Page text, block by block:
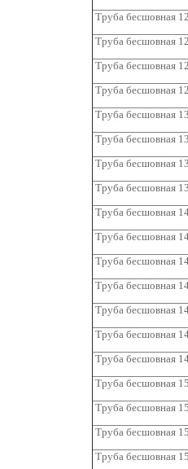
Труба бесшовная
Труба бесшовная
Труба бесшовная
Труба бесшовная
Труба бесшовная
Труба бесшовная
Труба бесшовная
Труба бесшовная
Труба бесшовная
Труба бесшовная
Труба бесшовная
Труба бесшовная
Труба бесшовная
Труба бесшовная
Труба бесшовная
Труба бесшовная
Труба бесшовная
Труба бесшовная
Труба бесшовная